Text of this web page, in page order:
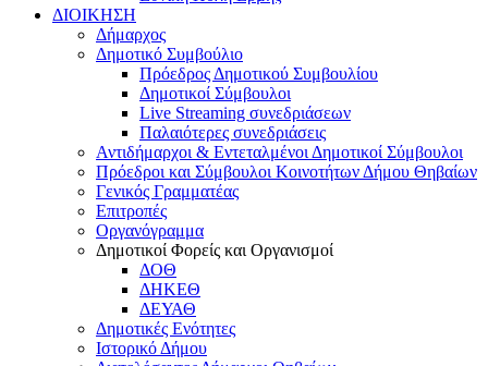
ΔΙΟΙΚΗΣΗ
Δήμαρχος
Δημοτικό Συμβούλιο
Πρόεδρος Δημοτικού Συμβουλίου
Δημοτικοί Σύμβουλοι
Live Streaming συνεδριάσεων
Παλαιότερες συνεδριάσεις
Αντιδήμαρχοι & Εντεταλμένοι Δημοτικοί Σύμβουλοι
Πρόεδροι και Σύμβουλοι Κοινοτήτων Δήμου Θηβαίων
Γενικός Γραμματέας
Επιτροπές
Οργανόγραμμα
Δημοτικοί Φορείς και Οργανισμοί
ΔΟΘ
ΔΗΚΕΘ
ΔΕΥΑΘ
Δημοτικές Ενότητες
Ιστορικό Δήμου